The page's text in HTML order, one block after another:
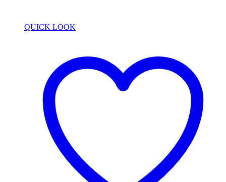
QUICK LOOK